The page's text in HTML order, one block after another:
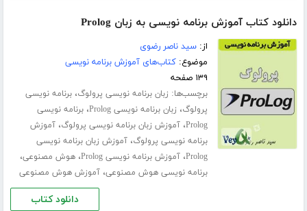
دانلود کتاب آموزش برنامه نویسی به زبان Prolog
از:سید ناصر رضوی
موضوع:کتاب‌های آموزش برنامه نویسی
۱۳۹ صفحه
برچسب‌ها: زبان برنامه نویسی پرولوگ،برنامه نویسی
پرولوگ، زبان برنامه نویسی Prolog ،برنامه نویسی
Prolog،آموزش زبان برنامه نویسی پرولوگ،آموزش
برنامه نویسی پرولوگ،آموزش زبان برنامه نویسی
Prolog،آموزش برنامه نویسی Prolog ،هوش مصنوعی،
برنامه نویسی هوش مصنوعی،آموزش هوش مصنوعی
دانلود کتاب